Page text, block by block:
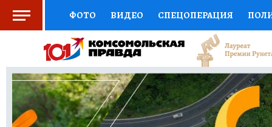
ФОТО ВИДЕО СПЕЦОПЕРАЦИЯ
СОЦПОДДЕРЖКА НАУКА СПЕЦПРОЕКТЫ
НАЦИОНАЛЬНЫЕ ПРОЕКТЫ РОССИИ
ЖЕНСКИЕ СЕКРЕТЫ ПУТЕВОДИТЕЛЬ